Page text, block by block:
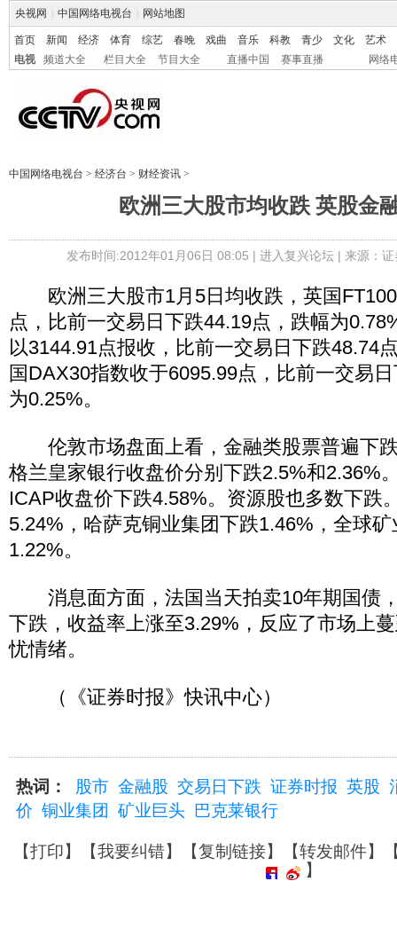
央视网 中国网络电视台 网站地图
首页 新闻 经济 体育 综艺 春晚 戏曲 音乐 科教 青少 文化
艺术
电视
频道大全 栏目大全 节目大全 直播中国 赛事直播 网络
中国网络电视台 > 经济台 > 财经资讯 >
欧洲三大股市均收跌 英股金
发布时间:2012年01月06日 08:05 | 进入复兴论坛| 来源：
欧洲三大股市1月5日均收跌，英国FT100
点，比前一交易日下跌44.19点，跌幅为
以3144.91点报收，比前一交易日下跌48.74
国DAX30指数收于6095.99点，比前一交易
为0.25%。
伦敦市场盘面上看，金融类股票普遍下
格兰皇家银行收盘价分别下跌2.5%和2.36%
ICAP收盘价下跌4.58%。资源股也多数下跌
5.24%，哈萨克铜业集团下跌1.46%，全球
1.22%。
消息面方面，法国当天拍卖10年期国债
下跌，收益率上涨至3.29%，反应了市场上
忧情绪。
（《证券时报》快讯中心）
热词： 股市 金融股 交易日下跌 证券时报 英股
价 铜业集团 矿业巨头 巴克莱银行
【打印】【我要纠错】【复制链接】【转发邮件】
】